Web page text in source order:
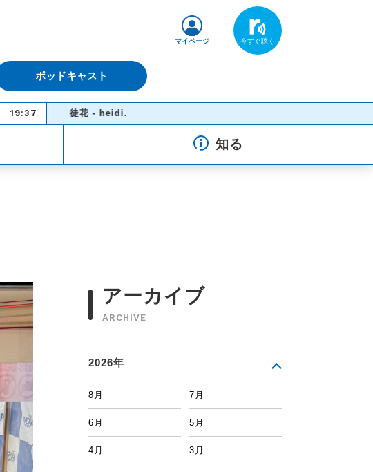
ポッドキャスト
マイページ
19:37徒花 - heidi.
知る
アーカイブ
ARCHIVE
2026年
8月 7月
6月 5月
4月 3月